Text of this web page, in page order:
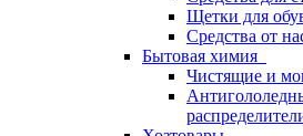
Щетки для
Средства от
Бытовая химия
Чистящие и